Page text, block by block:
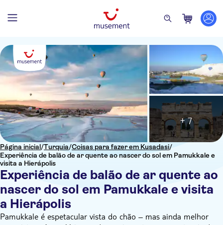
Página inicial/Turquia/Coisas para fazer em Kusadasi/
Experiência de balão de ar quente ao nascer do sol em Pamukkale e
visita a Hierápolis
Experiência de balão de ar quente ao
nascer do sol em Pamukkale e visita
a Hierápolis
+ 7
Pamukkale é espetacular vista do chão – mas ainda melhor